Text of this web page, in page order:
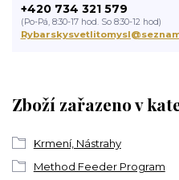
Zboží zařazeno v
Krmení, Nástrahy
Method Feeder Program
+420 734 321 579
(Po-Pá, 8:30-17 hod. So 8:30-12 hod)